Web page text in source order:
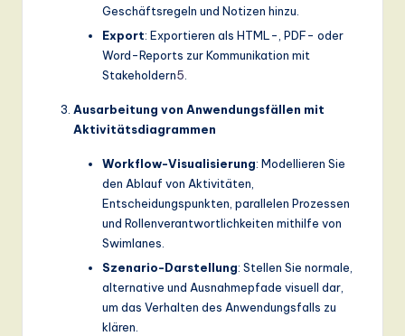
Geschäftsregeln und Notizen hinzu.
Export: Exportieren als HTML-, PDF- oder
Word-Reports zur Kommunikation mit
Stakeholdern5.
Ausarbeitung von Anwendungsfällen mit
Aktivitätsdiagrammen
Workflow-Visualisierung: Modellieren Sie
den Ablauf von Aktivitäten,
Entscheidungspunkten, parallelen Prozessen
und Rollenverantwortlichkeiten mithilfe von
Swimlanes.
Szenario-Darstellung: Stellen Sie normale,
alternative und Ausnahmepfade visuell dar,
um das Verhalten des Anwendungsfalls zu
klären.